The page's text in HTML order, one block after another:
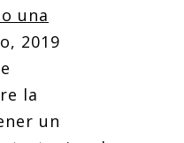
una
2019
la
un